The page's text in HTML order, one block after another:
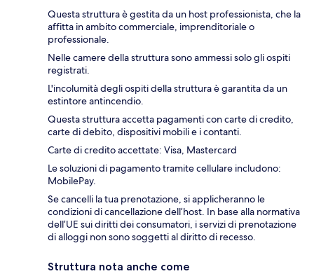
Questa struttura è gestita da un host professionista, che la
affitta in ambito commerciale, imprenditoriale o
professionale.
Nelle camere della struttura sono ammessi solo gli ospiti
registrati.
L'incolumità degli ospiti della struttura è garantita da un
estintore antincendio.
Questa struttura accetta pagamenti con carte di credito,
carte di debito, dispositivi mobili e i contanti.
Carte di credito accettate: Visa, Mastercard
Le soluzioni di pagamento tramite cellulare includono:
MobilePay.
Se cancelli la tua prenotazione, si applicheranno le
condizioni di cancellazione dell’host. In base alla normativa
dell’UE sui diritti dei consumatori, i servizi di prenotazione
di alloggi non sono soggetti al diritto di recesso.
Struttura nota anche come